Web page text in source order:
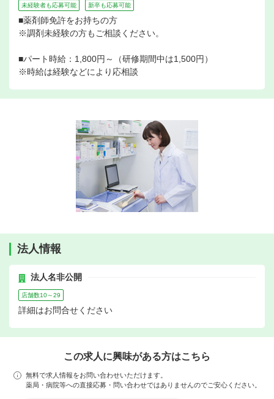
未経験者も応募可能 新卒も応募可能
■薬剤師免許をお持ちの方
※調剤未経験の方もご相談ください。
■パート時給：1,800円～（研修期間中は1,500円）
※時給は経験などにより応相談
法人情報
法人名非公開
店舗数10～29
詳細はお問合せください
この求人に興味がある方はこちら
無料で求人情報をお問い合わせいただけます。
薬局・病院等への直接応募・問い合わせではありませんのでご安心ください。